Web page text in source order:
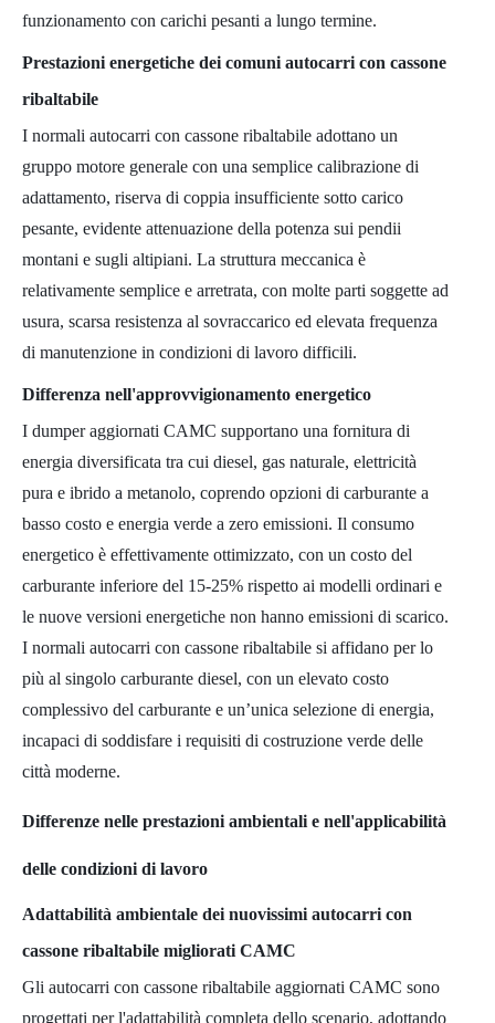
funzionamento con carichi pesanti a lungo termine.
Prestazioni energetiche dei comuni autocarri con cassone
ribaltabile
I normali autocarri con cassone ribaltabile adottano un
gruppo motore generale con una semplice calibrazione di
adattamento, riserva di coppia insufficiente sotto carico
pesante, evidente attenuazione della potenza sui pendii
montani e sugli altipiani. La struttura meccanica è
relativamente semplice e arretrata, con molte parti soggette ad
usura, scarsa resistenza al sovraccarico ed elevata frequenza
di manutenzione in condizioni di lavoro difficili.
Differenza nell'approvvigionamento energetico
I dumper aggiornati CAMC supportano una fornitura di
energia diversificata tra cui diesel, gas naturale, elettricità
pura e ibrido a metanolo, coprendo opzioni di carburante a
basso costo e energia verde a zero emissioni. Il consumo
energetico è effettivamente ottimizzato, con un costo del
carburante inferiore del 15-25% rispetto ai modelli ordinari e
le nuove versioni energetiche non hanno emissioni di scarico.
I normali autocarri con cassone ribaltabile si affidano per lo
più al singolo carburante diesel, con un elevato costo
complessivo del carburante e un’unica selezione di energia,
incapaci di soddisfare i requisiti di costruzione verde delle
città moderne.
Differenze nelle prestazioni ambientali e nell'applicabilità
delle condizioni di lavoro
Adattabilità ambientale dei nuovissimi autocarri con
cassone ribaltabile migliorati CAMC
Gli autocarri con cassone ribaltabile aggiornati CAMC sono
progettati per l'adattabilità completa dello scenario, adottando